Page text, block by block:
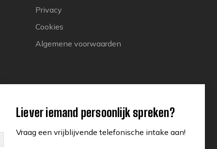
Privacy
Cookies
Algemene voorwaarden
Liever iemand persoonlijk spreken?
Vraag een vrijblijvende telefonische intake aan!